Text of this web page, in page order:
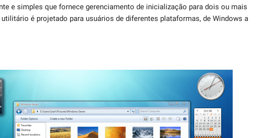
e simples que fornece gerenciamento de inicialização para dois ou mais
é projetado para usuários de diferentes plataformas, de Windows a